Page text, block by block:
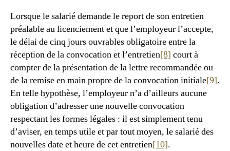
Lorsque le salarié demande le report de son entretien
préalable au licenciement et que l’employeur l’accepte,
le délai de cinq jours ouvrables obligatoire entre la
réception de la convocation et l’entretien[8] court à
compter de la présentation de la lettre recommandée ou
de la remise en main propre de la convocation initiale[9].
En telle hypothèse, l’employeur n’a d’ailleurs aucune
obligation d’adresser une nouvelle convocation
respectant les formes légales : il est simplement tenu
d’aviser, en temps utile et par tout moyen, le salarié des
nouvelles date et heure de cet entretien[10].